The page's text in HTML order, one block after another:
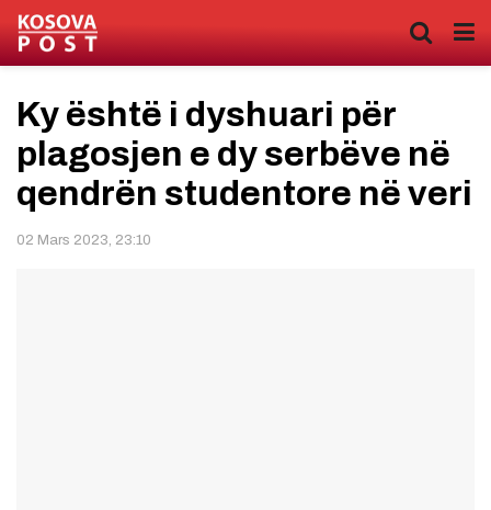
Ky është i dyshuari për
plagosjen e dy serbëve në
qendrën studentore në veri
02 Mars 2023, 23:10